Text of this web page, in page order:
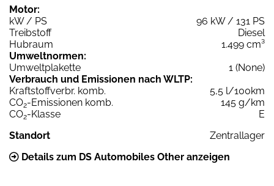
Motor:
kW / PS
96 kW / 131 PS
Treibstoff
Diesel
Hubraum
1.499 cm³
Umweltnormen:
Umweltplakette
1 (None)
Verbrauch und Emissionen nach WLTP:
Kraftstoffverbr. komb.
5,5 l/100km
CO2-Emissionen komb.
145 g/km
CO2-Klasse
E
Standort
Zentrallager
Details zum DS Automobiles Other anzeigen